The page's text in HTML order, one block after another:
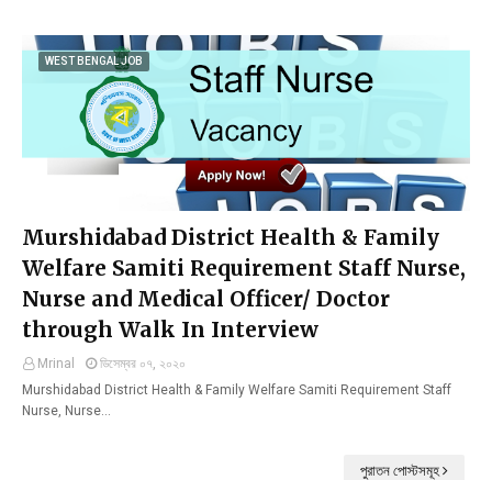
WEST BENGAL JOB
Murshidabad District Health & Family
Welfare Samiti Requirement Staff Nurse,
Nurse and Medical Officer/ Doctor
through Walk In Interview
Mrinal
ডিসেম্বর ০৭, ২০২০
Murshidabad District Health & Family Welfare Samiti Requirement Staff
Nurse, Nurse…
পুরাতন পোস্টসমূহ